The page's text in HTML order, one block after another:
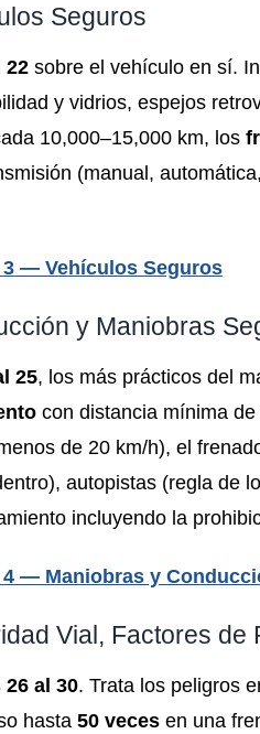
Seguros
22 sobre el vehículo en sí.
y vidrios, espejos
10,000–15,000 km, los
(manual,
— Vehículos Seguros
y Maniobras
25, los más prácticos del
con distancia mínima de
de 20 km/h), el
autopistas (regla de
incluyendo la
— Maniobras y
Vial, Factores
26 al 30. Trata los peligros
hasta 50 veces en una